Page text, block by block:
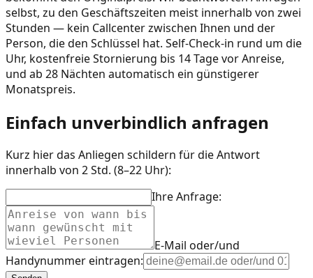
selbst, zu den Geschäftszeiten meist innerhalb von zwei
Stunden — kein Callcenter zwischen Ihnen und der
Person, die den Schlüssel hat. Self-Check-in rund um die
Uhr, kostenfreie Stornierung bis 14 Tage vor Anreise,
und ab 28 Nächten automatisch ein günstigerer
Monatspreis.
Einfach unverbindlich anfragen
Kurz hier das Anliegen schildern für die Antwort
innerhalb von 2 Std. (8–22 Uhr):
Ihre Anfrage:
E-Mail oder/und
Handynummer eintragen: